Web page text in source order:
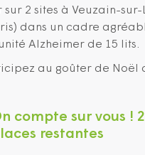
2 sites à Veuzain-sur-
dans un cadre
Alzheimer de 15 lits.
au goûter de Noël
compte sur vous ! 2
restantes